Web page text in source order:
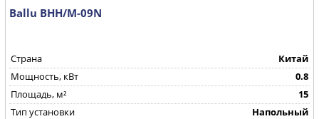
Ballu BHH/M-09N
Страна
Китай
Мощность, кВт
0.8
Площадь, м²
15
Тип установки
Напольный